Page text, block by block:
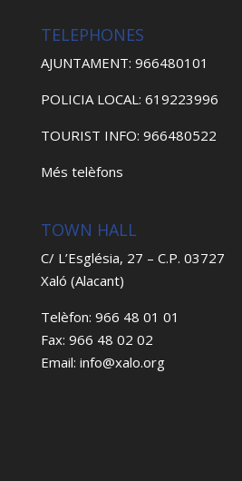
TELEPHONES
AJUNTAMENT: 966480101
POLICIA LOCAL: 619223996
TOURIST INFO: 966480522
Més telèfons
TOWN HALL
C/ L’Església, 27 – C.P. 03727
Xaló (Alacant)
Telèfon: 966 48 01 01
Fax: 966 48 02 02
Email: info@xalo.org